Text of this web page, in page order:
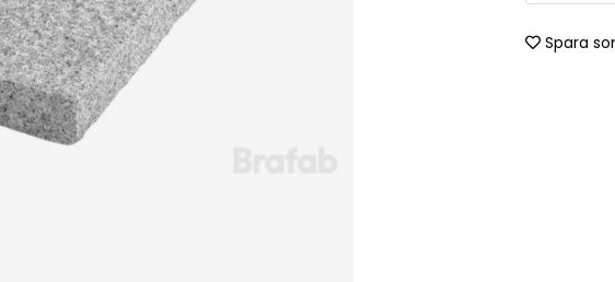
Spara